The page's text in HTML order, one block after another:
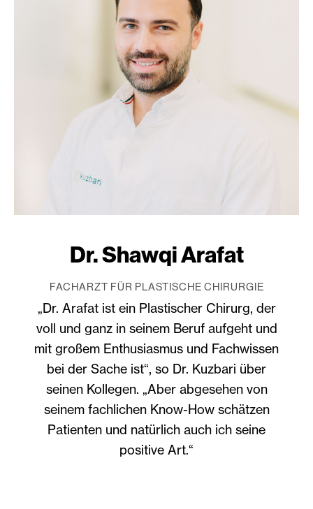
Dr. Shawqi Arafat
FACHARZT FÜR PLASTISCHE CHIRURGIE
„Dr. Arafat ist ein Plastischer Chirurg, der
voll und ganz in seinem Beruf aufgeht und
mit großem Enthusiasmus und Fachwissen
bei der Sache ist“, so Dr. Kuzbari über
seinen Kollegen. „Aber abgesehen von
seinem fachlichen Know-How schätzen
Patienten und natürlich auch ich seine
positive Art.“